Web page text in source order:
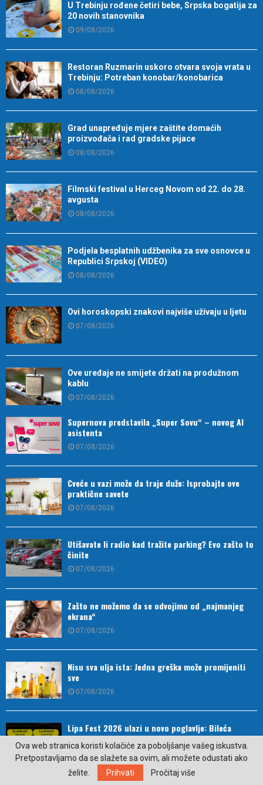
U Trebinju rođene četiri bebe, Srpska bogatija za
20 novih stanovnika
09/08/2026
Restoran Ruzmarin uskoro otvara svoja vrata u
Trebinju: Potreban konobar/konobarica
08/08/2026
Grad unapređuje mjere zaštite domaćih
proizvođača i rad gradske pijace
08/08/2026
Filmski festival u Herceg Novom od 22. do 28.
avgusta
08/08/2026
Podjela besplatnih udžbenika za sve osnovce u
Republici Srpskoj (VIDEO)
08/08/2026
Ovi horoskopski znakovi najviše uživaju u ljetu
07/08/2026
Ove uređaje ne smijete držati na produžnom
kablu
07/08/2026
Supernova predstavila „Super Sovu“ – novog AI
asistenta
07/08/2026
Cveće u vazi može da traje duže: Isprobajte ove
praktične savete
07/08/2026
Utišavate li radio kad tražite parking? Evo zašto to
činite
07/08/2026
Zašto ne možemo da se odvojimo od „najmanjeg
ekrana“
07/08/2026
Nisu sva ulja ista: Jedna greška može promijeniti
sve
07/08/2026
Lipa Fest 2026 ulazi u novo poglavlje: Bileća
ponovo u znaku kulture, muzike i smijeha
07/08/2026
Ova web stranica koristi kolačiće za poboljšanje vašeg iskustva.
Pretpostavljamo da se slažete sa ovim, ali možete odustati ako
želite.
Prihvati Pročitaj više